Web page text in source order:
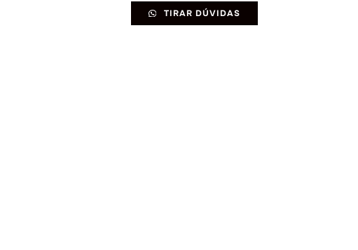
TIRAR DÚVIDAS